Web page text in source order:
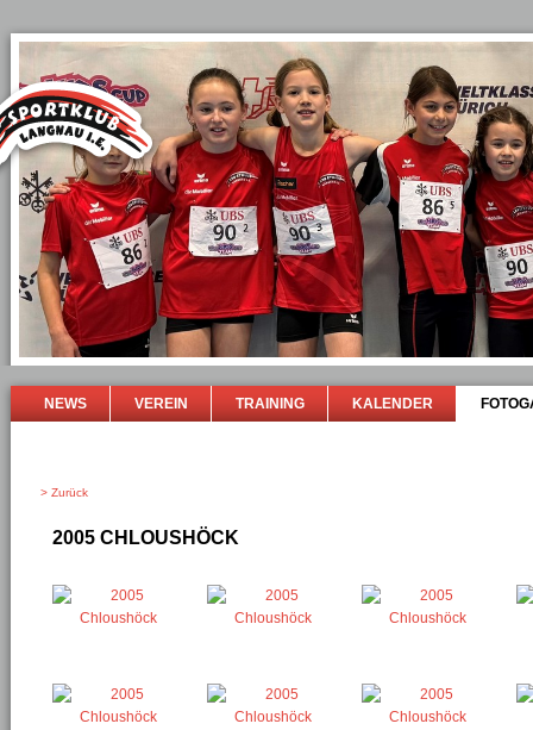
NEWS VEREIN TRAINING KALENDER
> Zurück
2005 CHLOUSHÖCK